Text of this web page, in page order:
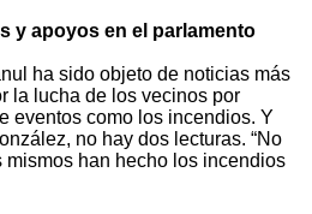
y apoyos en el parlamento
ha sido objeto de noticias más
la lucha de los vecinos por
eventos como los incendios. Y
no hay dos lecturas. “No
mismos han hecho los incendios